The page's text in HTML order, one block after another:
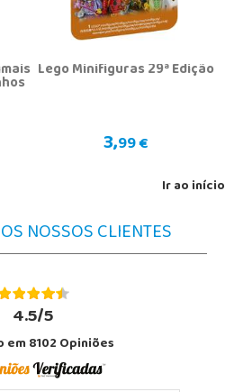
Lego Minifiguras 29ª Edição
3,99 €
Ir ao início
NOSSOS CLIENTES
4.5/5
em 8102 Opiniões